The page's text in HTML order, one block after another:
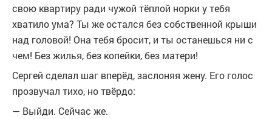
свою квартиру ради чужой тёплой норки у тебя
хватило ума? Ты же остался без собственной крыши
над головой! Она тебя бросит, и ты останешься ни с
чем! Без жилья, без копейки, без матери!
Сергей сделал шаг вперёд, заслоняя жену. Его голос
прозвучал тихо, но твёрдо:
— Выйди. Сейчас же.